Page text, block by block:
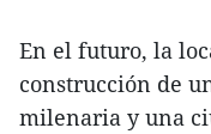
En el futuro, la
construcción de
milenaria y una